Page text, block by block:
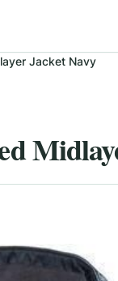
Jacket Navy